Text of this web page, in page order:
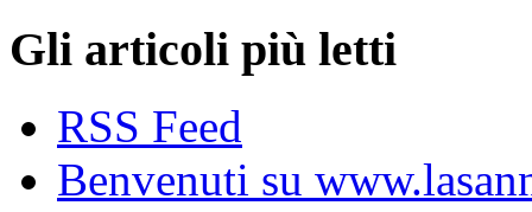
Gli articoli più letti
RSS Feed
Benvenuti su